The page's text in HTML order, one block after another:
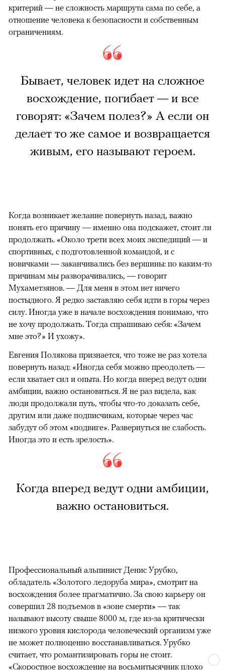
критерий — не сложность маршрута сама по себе, а
отношение человека к безопасности и собственным
ограничениям.
Бывает, человек идет на сложное
восхождение, погибает — и все
говорят: «Зачем полез?» А если он
делает то же самое и возвращается
живым, его называют героем.
Когда возникает желание повернуть назад, важно
понять его причину — именно она подскажет, стоит ли
продолжать. «Около трети всех моих экспедиций — и
спортивных, с подготовленной командой, и с
новичками — заканчивались без вершины: по каким-то
причинам мы разворачивались, — говорит
Мухаметзянов. — Для меня в этом нет ничего
постыдного. Я редко заставляю себя идти в горы через
силу. Иногда уже в начале восхождения понимаю, что
не хочу продолжать. Тогда спрашиваю себя: «Зачем
мне это?» И ухожу».
Евгения Полякова признается, что тоже не раз хотела
повернуть назад: «Иногда себя можно преодолеть —
если хватает сил и опыта. Но когда вперед ведут одни
амбиции, важно остановиться. Я не раз видела, как
люди продолжали путь, чтобы что-то доказать себе,
другим или даже подписчикам, которые через час
забудут об этом «подвиге». Развернуться не слабость.
Иногда это и есть зрелость».
Когда вперед ведут одни амбиции,
важно остановиться.
Профессиональный альпинист Денис Урубко,
обладатель «Золотого ледоруба мира», смотрит на
восхождения более прагматично. За свою карьеру он
совершил 28 подъемов в «зоне смерти» — так
называют высоту свыше 8000 м, где из-за критически
низкого уровня кислорода человеческий организм уже
не может полноценно восстанавливаться. Урубко
считает, что романтизировать горы не стоит.
«Скоростное восхождение на восьмитысячник плохо